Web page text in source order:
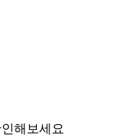
해보세요